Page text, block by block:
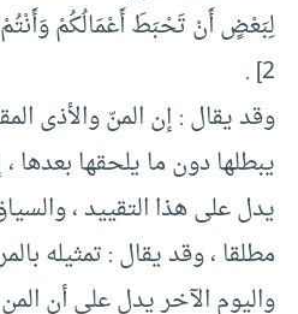
لِبَعْضٍ أَنْ تَحْبَطَ أَعْمَالُكُمْ
2] .
وقد يقال : إن المنّ والأذى
يبطلها دون ما يلحقها بعدها
يدل على هذا التقييد ،
مطلقا ، وقد يقال : تمثيله
واليوم الآخر يدل على أن